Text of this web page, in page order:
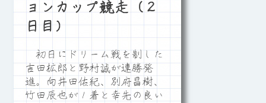
ョンカップ競走（２
日目）
初日にドリーム戦を制した
吉田拡郎と野村誠が連勝発
進。向井田佑紀、別府昌樹、
竹田辰也が１着と幸先の良い